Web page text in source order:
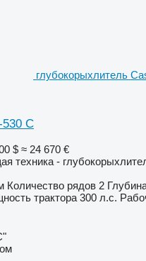
глубокорыхлитель
C
$ ≈ 24 670 €
техника -
Количество рядов 2
трактора 300 л.с.